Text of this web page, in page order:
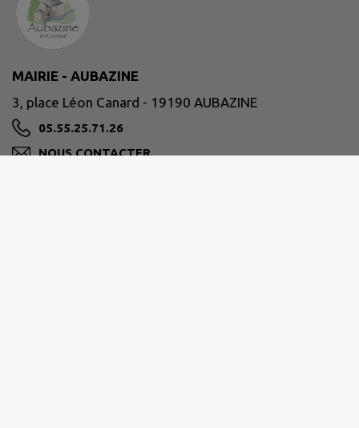
MAIRIE - AUBAZINE
3, place Léon Canard - 19190 AUBAZINE
05.55.25.71.26
NOUS CONTACTER